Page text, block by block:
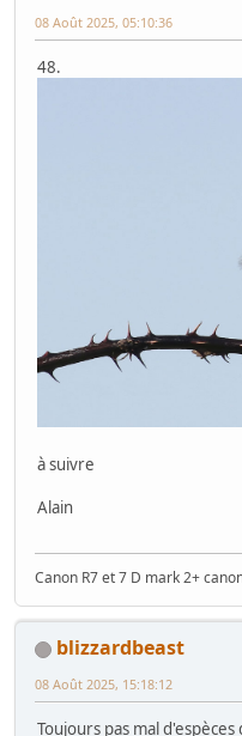
08 Août 2025, 05:10:36
48.
à suivre
Alain
Canon R7 et 7 D mark 2+
blizzardbeast
08 Août 2025, 15:18:12
Toujours pas mal